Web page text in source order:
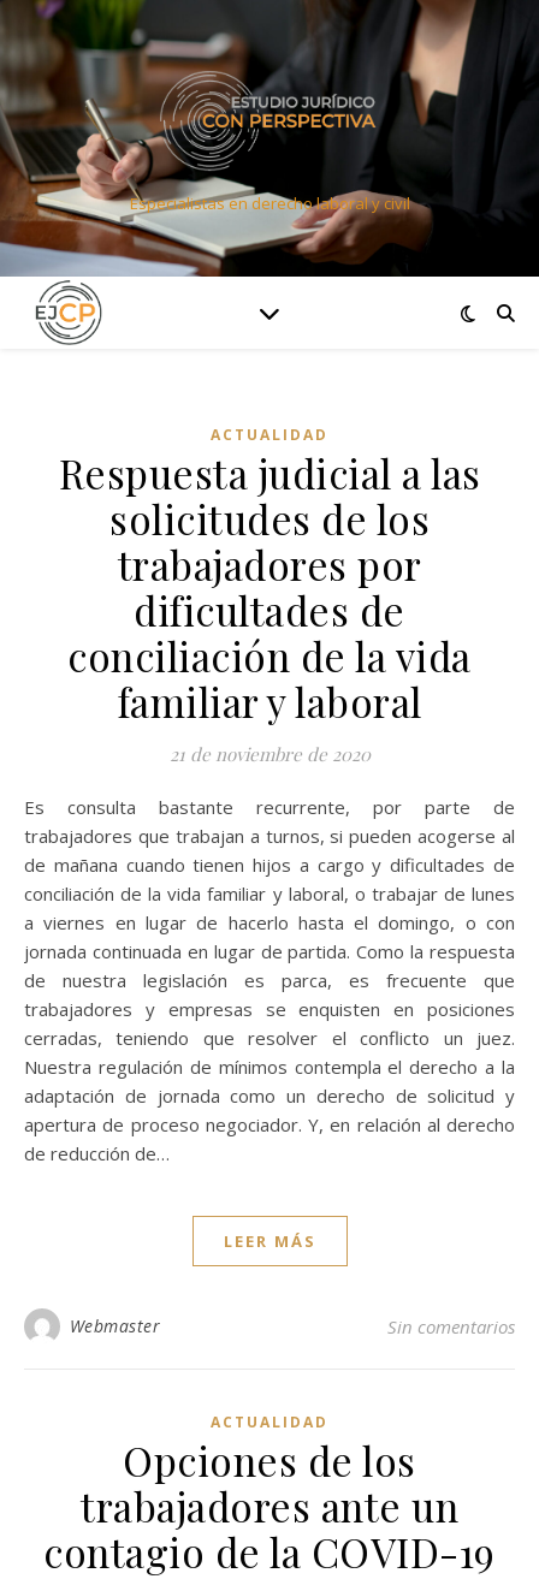
Especialistas en derecho laboral y civil
ACTUALIDAD
Respuesta judicial a las
solicitudes de los
trabajadores por
dificultades de
conciliación de la vida
familiar y laboral
21 de noviembre de 2020
Es consulta bastante recurrente, por parte de
trabajadores que trabajan a turnos, si pueden acogerse al
de mañana cuando tienen hijos a cargo y dificultades de
conciliación de la vida familiar y laboral, o trabajar de lunes
a viernes en lugar de hacerlo hasta el domingo, o con
jornada continuada en lugar de partida. Como la respuesta
de nuestra legislación es parca, es frecuente que
trabajadores y empresas se enquisten en posiciones
cerradas, teniendo que resolver el conflicto un juez.
Nuestra regulación de mínimos contempla el derecho a la
adaptación de jornada como un derecho de solicitud y
apertura de proceso negociador. Y, en relación al derecho
de reducción de…
LEER MÁS
Webmaster Sin comentarios
ACTUALIDAD
Opciones de los
trabajadores ante un
contagio de la COVID-19